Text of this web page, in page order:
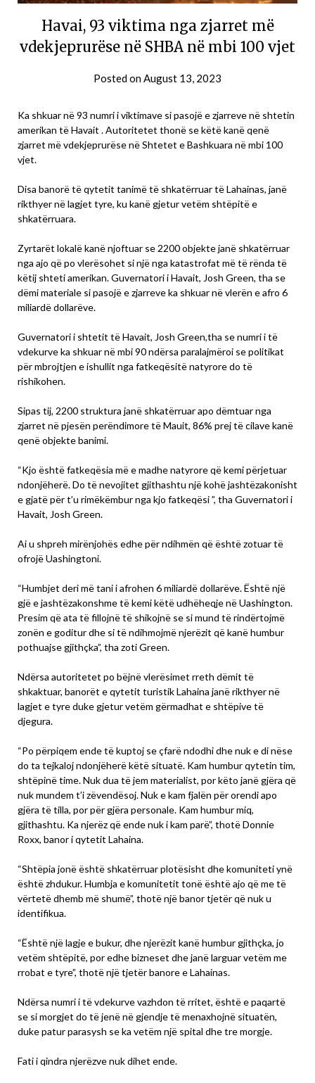
Havai, 93 viktima nga zjarret më
vdekjeprurëse në SHBA në mbi 100 vjet
Posted onAugust 13, 2023
Ka shkuar në 93 numri i viktimave si pasojë e zjarreve në shtetin
amerikan të Havait . Autoritetet thonë se këtë kanë qenë
zjarret më vdekjeprurëse në Shtetet e Bashkuara në mbi 100
vjet.
Disa banorë të qytetit tanimë të shkatërruar të Lahainas, janë
rikthyer në lagjet tyre, ku kanë gjetur vetëm shtëpitë e
shkatërruara.
Zyrtarët lokalë kanë njoftuar se 2200 objekte janë shkatërruar
nga ajo që po vlerësohet si një nga katastrofat më të rënda të
këtij shteti amerikan. Guvernatori i Havait, Josh Green, tha se
dëmi materiale si pasojë e zjarreve ka shkuar në vlerën e afro 6
miliardë dollarëve.
Guvernatori i shtetit të Havait, Josh Green,tha se numri i të
vdekurve ka shkuar në mbi 90 ndërsa paralajmëroi se politikat
për mbrojtjen e ishullit nga fatkeqësitë natyrore do të
rishikohen.
Sipas tij, 2200 struktura janë shkatërruar apo dëmtuar nga
zjarret në pjesën perëndimore të Mauit, 86% prej të cilave kanë
qenë objekte banimi.
“Kjo është fatkeqësia më e madhe natyrore që kemi përjetuar
ndonjëherë. Do të nevojitet gjithashtu një kohë jashtëzakonisht
e gjatë për t’u rimëkëmbur nga kjo fatkeqësi ”, tha Guvernatori i
Havait, Josh Green.
Ai u shpreh mirënjohës edhe për ndihmën që është zotuar të
ofrojë Uashingtoni.
“Humbjet deri më tani i afrohen 6 miliardë dollarëve. Është një
gjë e jashtëzakonshme të kemi këtë udhëheqje në Uashington.
Presim që ata të fillojnë të shikojnë se si mund të rindërtojmë
zonën e goditur dhe si të ndihmojmë njerëzit që kanë humbur
pothuajse gjithçka”, tha zoti Green.
Ndërsa autoritetet po bëjnë vlerësimet rreth dëmit të
shkaktuar, banorët e qytetit turistik Lahaina janë rikthyer në
lagjet e tyre duke gjetur vetëm gërmadhat e shtëpive të
djegura.
“Po përpiqem ende të kuptoj se çfarë ndodhi dhe nuk e di nëse
do ta tejkaloj ndonjëherë këtë situatë. Kam humbur qytetin tim,
shtëpinë time. Nuk dua të jem materialist, por këto janë gjëra që
nuk mundem t’i zëvendësoj. Nuk e kam fjalën për orendi apo
gjëra të tilla, por për gjëra personale. Kam humbur miq,
gjithashtu. Ka njerëz që ende nuk i kam parë”, thotë Donnie
Roxx, banor i qytetit Lahaina.
“Shtëpia jonë është shkatërruar plotësisht dhe komuniteti ynë
është zhdukur. Humbja e komunitetit tonë është ajo që me të
vërtetë dhemb më shumë”, thotë një banor tjetër që nuk u
identifikua.
“Është një lagje e bukur, dhe njerëzit kanë humbur gjithçka, jo
vetëm shtëpitë, por edhe bizneset dhe janë larguar vetëm me
rrobat e tyre”, thotë një tjetër banore e Lahainas.
Ndërsa numri i të vdekurve vazhdon të rritet, është e paqartë
se si morgjet do të jenë në gjendje të menaxhojnë situatën,
duke patur parasysh se ka vetëm një spital dhe tre morgje.
Fati i qindra njerëzve nuk dihet ende.